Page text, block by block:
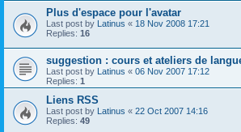
Plus d'espace pour l'avatar
Last post by Latinus « 18 Nov 2008 17:21
Replies: 16
suggestion : cours et ateliers de
Last post by Latinus « 06 Nov 2007 17:12
Replies: 1
Liens RSS
Last post by Latinus « 22 Oct 2007 14:16
Replies: 49